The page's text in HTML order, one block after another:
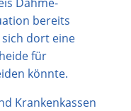
bereits
dort eine
für
könnte.
Krankenkassen